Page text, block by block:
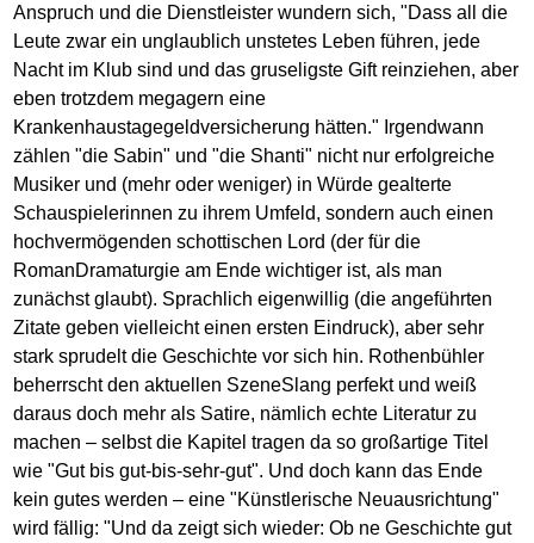
Anspruch und die Dienstleister wundern sich, "Dass all die
Leute zwar ein unglaublich unstetes Leben führen, jede
Nacht im Klub sind und das gruseligste Gift reinziehen, aber
eben trotzdem megagern eine
Krankenhaustagegeldversicherung hätten." Irgendwann
zählen "die Sabin" und "die Shanti" nicht nur erfolgreiche
Musiker und (mehr oder weniger) in Würde gealterte
Schauspielerinnen zu ihrem Umfeld, sondern auch einen
hochvermögenden schottischen Lord (der für die
RomanDramaturgie am Ende wichtiger ist, als man
zunächst glaubt). Sprachlich eigenwillig (die angeführten
Zitate geben vielleicht einen ersten Eindruck), aber sehr
stark sprudelt die Geschichte vor sich hin. Rothenbühler
beherrscht den aktuellen SzeneSlang perfekt und weiß
daraus doch mehr als Satire, nämlich echte Literatur zu
machen – selbst die Kapitel tragen da so großartige Titel
wie "Gut bis gut-bis-sehr-gut". Und doch kann das Ende
kein gutes werden – eine "Künstlerische Neuausrichtung"
wird fällig: "Und da zeigt sich wieder: Ob ne Geschichte gut